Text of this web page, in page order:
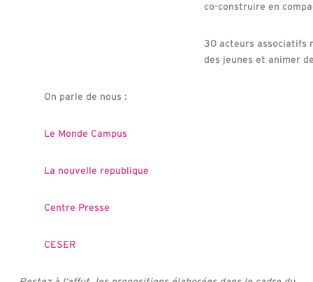
co-construire en
30 acteurs associatifs
des jeunes et animer
On parle de nous :
Le Monde Campus
La nouvelle republique
Centre Presse
CESER